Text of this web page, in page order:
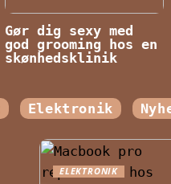
Gør dig sexy med
god grooming hos en
skønhedsklinik
Elektronik
ELEKTRONIK